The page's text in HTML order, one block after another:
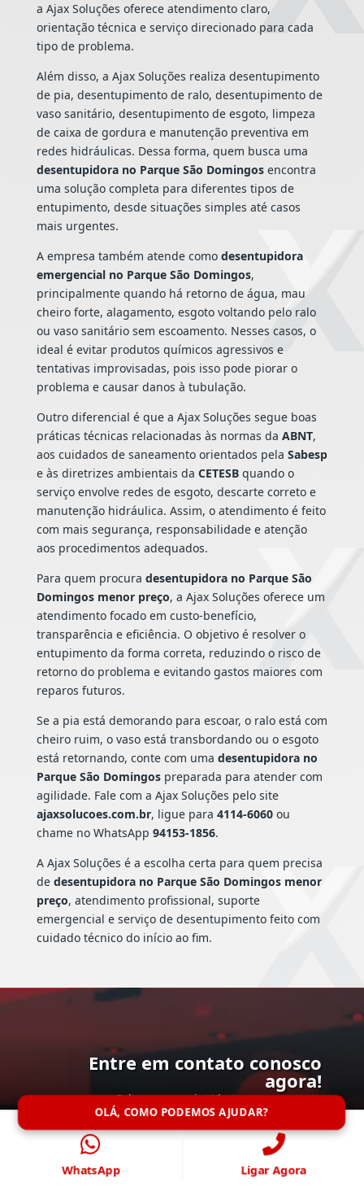
a Ajax Soluções oferece atendimento claro,
orientação técnica e serviço direcionado para cada
tipo de problema.
Além disso, a Ajax Soluções realiza desentupimento
de pia, desentupimento de ralo, desentupimento de
vaso sanitário, desentupimento de esgoto, limpeza
de caixa de gordura e manutenção preventiva em
redes hidráulicas. Dessa forma, quem busca uma
desentupidora no Parque São Domingosencontra
uma solução completa para diferentes tipos de
entupimento, desde situações simples até casos
mais urgentes.
A empresa também atende como desentupidora
emergencial no Parque São Domingos,
principalmente quando há retorno de água, mau
cheiro forte, alagamento, esgoto voltando pelo ralo
ou vaso sanitário sem escoamento. Nesses casos, o
ideal é evitar produtos químicos agressivos e
tentativas improvisadas, pois isso pode piorar o
problema e causar danos à tubulação.
Outro diferencial é que a Ajax Soluções segue boas
práticas técnicas relacionadas às normas da ABNT,
aos cuidados de saneamento orientados pela Sabesp
e às diretrizes ambientais da CETESBquando o
serviço envolve redes de esgoto, descarte correto e
manutenção hidráulica. Assim, o atendimento é feito
com mais segurança, responsabilidade e atenção
aos procedimentos adequados.
Para quem procura desentupidora no Parque São
Domingos menor preço, a Ajax Soluções oferece um
atendimento focado em custo-benefício,
transparência e eficiência. O objetivo é resolver o
entupimento da forma correta, reduzindo o risco de
retorno do problema e evitando gastos maiores com
reparos futuros.
Se a pia está demorando para escoar, o ralo está com
cheiro ruim, o vaso está transbordando ou o esgoto
está retornando, conte com uma desentupidora no
Parque São Domingospreparada para atender com
agilidade. Fale com a Ajax Soluções pelo site
ajaxsolucoes.com.br, ligue para 4114-6060ou
chame no WhatsApp 94153-1856.
A Ajax Soluções é a escolha certa para quem precisa
de desentupidora no Parque São Domingos menor
preço, atendimento profissional, suporte
emergencial e serviço de desentupimento feito com
cuidado técnico do início ao fim.
Entre em contato conosco
agora!
Fale conosco via Whatsapp, e garanta
agilidade no atendimento
Falar Agora
OLÁ, COMO PODEMOS AJUDAR?
WhatsApp Ligar Agora